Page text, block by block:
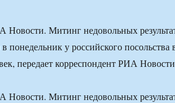
Митинг недовольных
у российского посольства
передает корреспондент РИА
Митинг недовольных